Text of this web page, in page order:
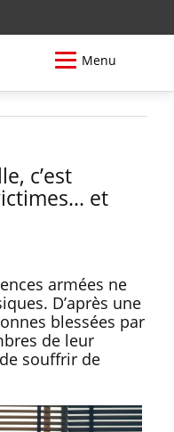
Menu
c’est
et
armées ne
D’après une
blessées par
de leur
souffrir de